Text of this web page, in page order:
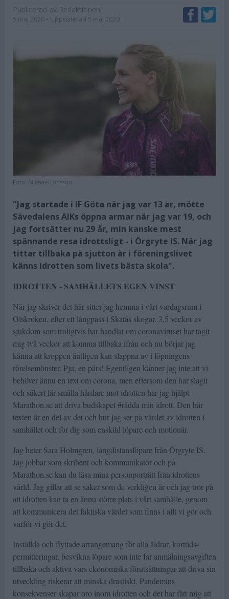
Publicerad av Redaktionen
5 maj 2020 • Uppdaterad 5 maj 2020
Foto: Michael Jönsson
"Jag startade i IF Göta när jag var 13 år, mötte
Sävedalens AIKs öppna armar när jag var 19, och
jag fortsätter nu 29 år, min kanske mest
spännande resa idrottsligt - i Örgryte IS. När jag
tittar tillbaka på sjutton år i föreningslivet
känns idrotten som livets bästa skola".
IDROTTEN - SAMHÄLLETS EGEN VINST
När jag skriver det här sitter jag hemma i vårt vardagsrum i
Olskroken, efter ett långpass i Skatås skogar. 3,5 veckor av
sjukdom som troligtvis har handlat om coronaviruset har tagit
mig två veckor att komma tillbaka ifrån och nu börjar jag
känna att kroppen äntligen kan slappna av i löpningens
rörelsemönster. Pju, en pärs! Egentligen känner jag inte att vi
behöver ännu en text om corona, men eftersom den har slagit
och säkert lär smälla hårdare mot idrotten har jag hjälpt
Marathon.se att driva budskapet #rädda min idrott. Den här
texten är en del av det och hur jag ser på värdet av idrotten i
samhället och för dig som enskild löpare och motionär.
Jag heter Sara Holmgren, långdistanslöpare från Örgryte IS.
Jag jobbar som skribent och kommunikatör och på
Marathon.se kan du läsa mina personporträtt från idrottens
värld. Jag gillar att se saker som de verkligen är och jag tror på
att idrotten kan ta en ännu större plats i vårt samhälle, genom
att kommunicera det faktiska värdet som finns i allt vi gör och
varför vi gör det.
Inställda och flyttade arrangemang för alla åldrar, korttids-
permitteringar, besvikna löpare som inte får anmälningsavgiften
tillbaka och aktiva vars ekonomiska förutsättningar att driva sin
utveckling riskerar att minska drastiskt. Pandemins
konsekvenser skapar oro inom idrotten och det har fått mig att